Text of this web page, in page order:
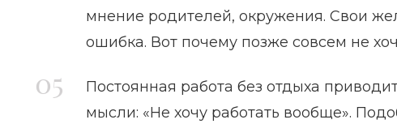
мнение родителей, окружения. Свои
ошибка. Вот почему позже совсем не
Постоянная работа без отдыха
мысли: «Не хочу работать вообще».